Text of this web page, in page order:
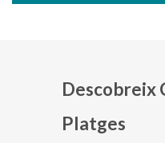
Descobreix
Platges